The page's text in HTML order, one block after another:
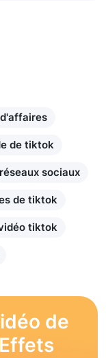
de tiktok
réseaux sociaux
de tiktok
tiktok
de